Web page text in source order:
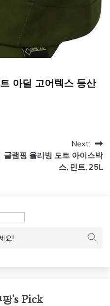
아딜 고어텍스 등산
Next:
글램핑 올리빙 도트 아이스박
스, 민트, 25L
’s Pick